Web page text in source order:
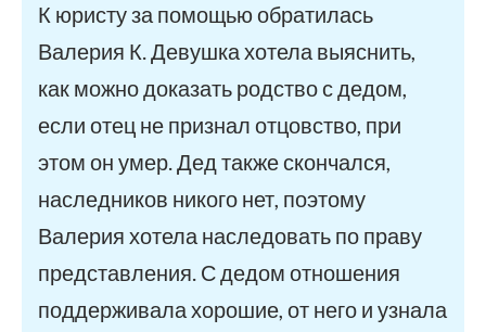
К юристу за помощью обратилась
Валерия К. Девушка хотела выяснить,
как можно доказать родство с дедом,
если отец не признал отцовство, при
этом он умер. Дед также скончался,
наследников никого нет, поэтому
Валерия хотела наследовать по праву
представления. С дедом отношения
поддерживала хорошие, от него и узнала